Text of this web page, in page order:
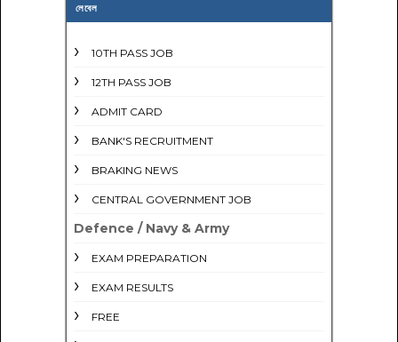
লেবেল
10TH PASS JOB
12TH PASS JOB
ADMIT CARD
BANK'S RECRUITMENT
BRAKING NEWS
CENTRAL GOVERNMENT JOB
Defence / Navy & Army
EXAM PREPARATION
EXAM RESULTS
FREE